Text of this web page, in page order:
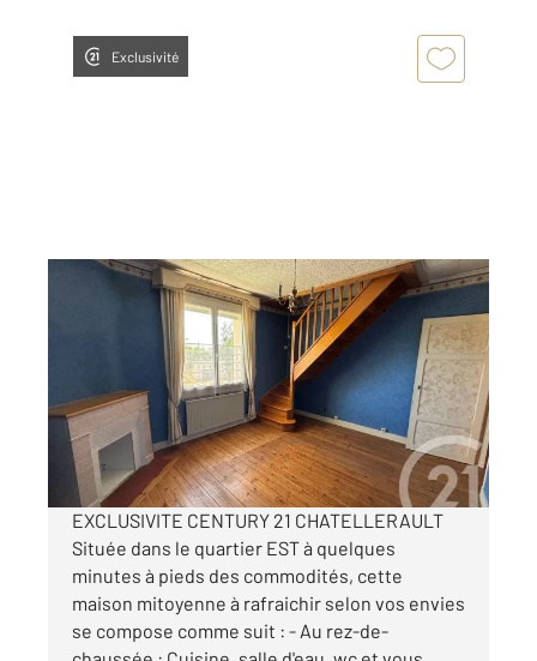
Exclusivité
CHATELLERAULT 86
, 4 pièces
Maison à vendre
86 840 €
Visiter le site dédié
EXCLUSIVITE CENTURY 21 CHATELLERAULT
Située dans le quartier EST à quelques
minutes à pieds des commodités, cette
maison mitoyenne à rafraichir selon vos envies
se compose comme suit : - Au rez-de-